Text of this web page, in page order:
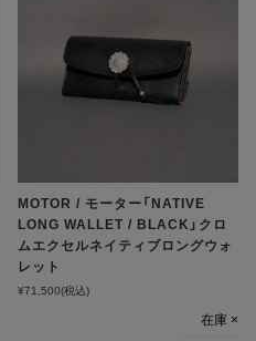
MOTOR / モーター「NATIVE
LONG WALLET / BLACK」クロ
ムエクセルネイティブロングウォ
レット
¥71,500(税込)
在庫 ×